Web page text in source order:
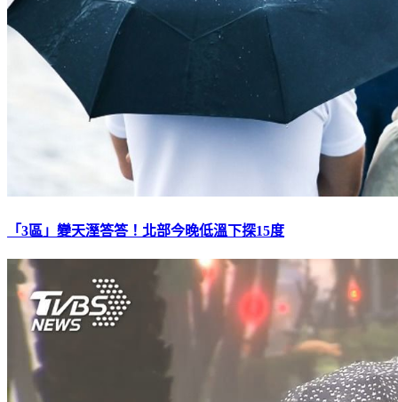
「3區」變天溼答答！北部今晚低溫下探15度